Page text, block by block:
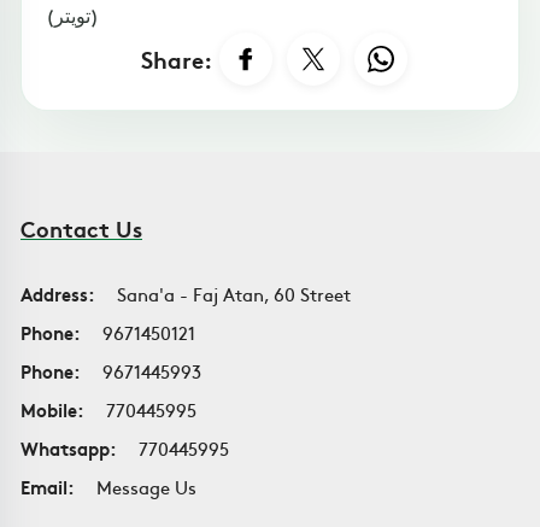
(تويتر)
Share:
Contact Us
Address:
Sana'a - Faj Atan, 60 Street
Phone:
9671450121
Phone:
9671445993
Mobile:
770445995
Whatsapp:
770445995
Email:
Message Us